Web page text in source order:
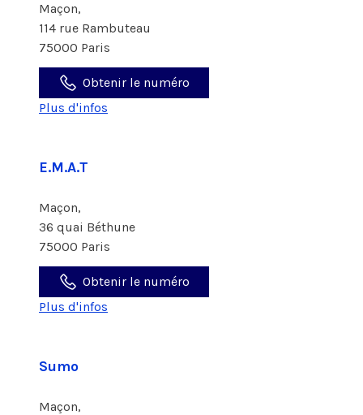
Maçon,
114 rue Rambuteau
75000 Paris
Obtenir le numéro
Plus d'infos
E.M.A.T
Maçon,
36 quai Béthune
75000 Paris
Obtenir le numéro
Plus d'infos
Sumo
Maçon,